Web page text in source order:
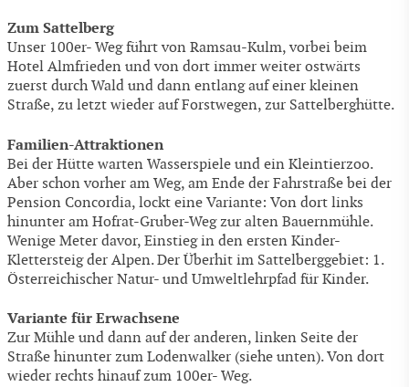
Zum Sattelberg
Unser 100er- Weg führt von Ramsau-Kulm, vorbei beim
Hotel Almfrieden und von dort immer weiter ostwärts
zuerst durch Wald und dann entlang auf einer kleinen
Straße, zu letzt wieder auf Forstwegen, zur Sattelberghütte.
Familien-Attraktionen
Bei der Hütte warten Wasserspiele und ein Kleintierzoo.
Aber schon vorher am Weg, am Ende der Fahrstraße bei der
Pension Concordia, lockt eine Variante: Von dort links
hinunter am Hofrat-Gruber-Weg zur alten Bauernmühle.
Wenige Meter davor, Einstieg in den ersten Kinder-
Klettersteig der Alpen. Der Überhit im Sattelberggebiet: 1.
Österreichischer Natur- und Umweltlehrpfad für Kinder.
Variante für Erwachsene
Zur Mühle und dann auf der anderen, linken Seite der
Straße hinunter zum Lodenwalker (siehe unten). Von dort
wieder rechts hinauf zum 100er- Weg.